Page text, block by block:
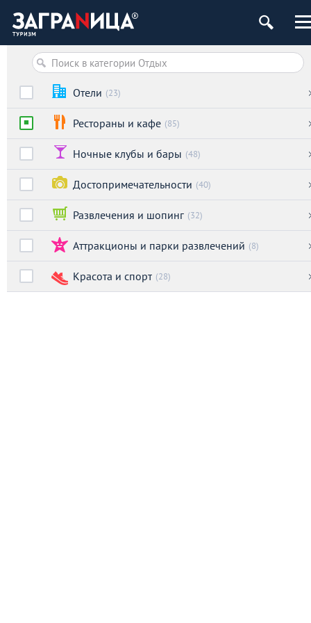
Отели (23)
Рестораны и кафе (85)
Ночные клубы и бары (48)
Достопримечательности (40)
Развлечения и шопинг (32)
Аттракционы и парки развлечений (8)
Красота и спорт (28)